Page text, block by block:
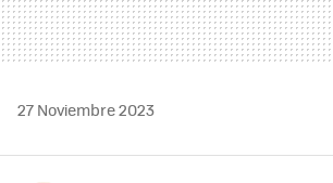
27 Noviembre 2023